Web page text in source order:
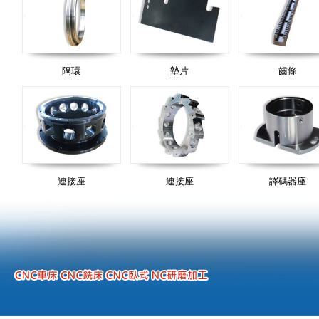
隔環 墊片 齒條
連接座 連接座 譯碼器座